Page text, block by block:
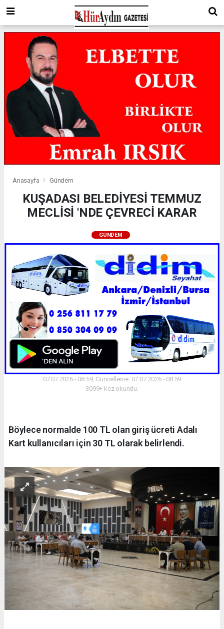
Anasayfa Gündem
KUŞADASI BELEDİYESİ TEMMUZ
MECLİSİ 'NDE ÇEVRECİ KARAR
GÜNDEM
07.07.2026 - 08:59, Güncelleme: 07.07.2026 - 08:59
3099+ kez okundu.
Böylece normalde 100 TL olan giriş ücreti Adalı
Kart kullanıcıları için 30 TL olarak belirlendi.